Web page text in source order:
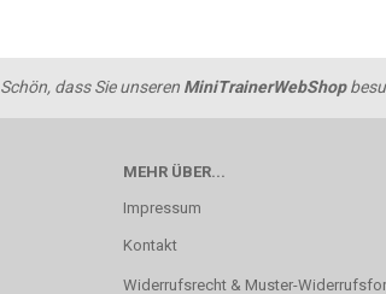
Schön, dass Sie unseren MiniTrainerWebShop
MEHR ÜBER...
Impressum
Kontakt
Widerrufsrecht & Muster-